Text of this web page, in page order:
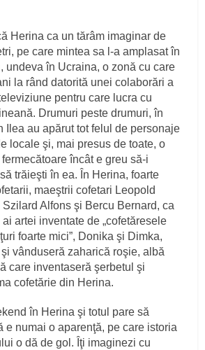
Herina ca un tărâm imaginar de
pe care mintea sa l-a amplasat în
undeva în Ucraina, o zonă cu care
la rând datorită unei colaborări a
pentru care lucra cu
Drumuri peste drumuri, în
Ilea au apărut tot felul de personaje
locale şi, mai presus de toate, o
încât e greu să-i
trăieşti în ea. În Herina, foarte
maeştrii cofetari Leopold
Alfons şi Bercu Bernard, ca
artei inventate de „cofetăresele
foarte mici”, Donika şi Dimka,
vânduseră zaharică roşie, albă
care inventaseră şerbetul şi
cofetărie din Herina.
în Herina şi totul pare să
e numai o aparenţă, pe care istoria
o dă de gol. Îţi imaginezi cu